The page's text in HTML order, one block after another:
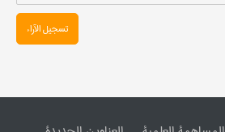
تسجیل الآراء